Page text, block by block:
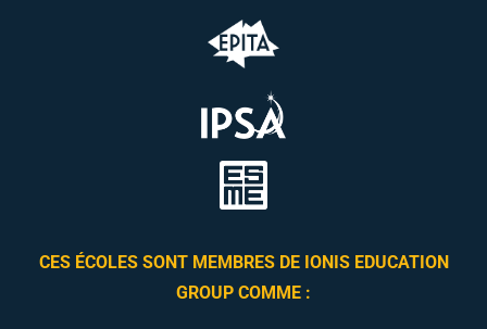
CES ÉCOLES SONT MEMBRES DE IONIS EDUCATION
GROUP COMME :